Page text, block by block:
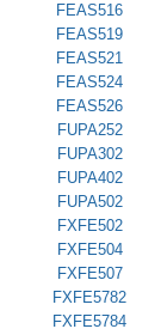
FEAS516
FEAS519
FEAS521
FEAS524
FEAS526
FUPA252
FUPA302
FUPA402
FUPA502
FXFE502
FXFE504
FXFE507
FXFE5782
FXFE5784